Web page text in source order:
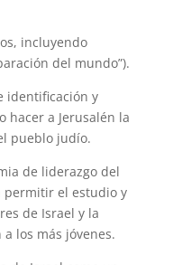
incluyendo
del mundo”).
identificación y
hacer a Jerusalén la
pueblo judío.
de liderazgo del
permitir el estudio y
de Israel y la
los más jóvenes.